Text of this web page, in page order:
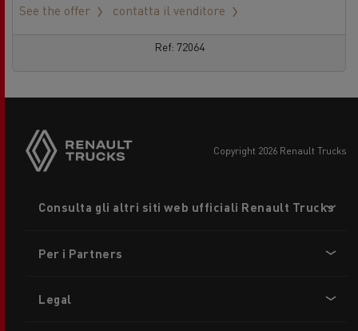
See the offer
contatta il venditore
Ref: 72064
copyright 2026 Renault Trucks
menu
Consulta gli altri siti web ufficiali Renault Trucks
Per i Partners
Legal